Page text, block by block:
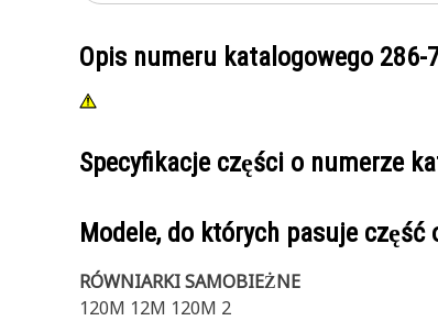
Opis numeru katalogowego 286-
Specyfikacje części o numerze
Modele, do których pasuje
RÓWNIARKI SAMOBIEŻNE
120M 12M 120M 2